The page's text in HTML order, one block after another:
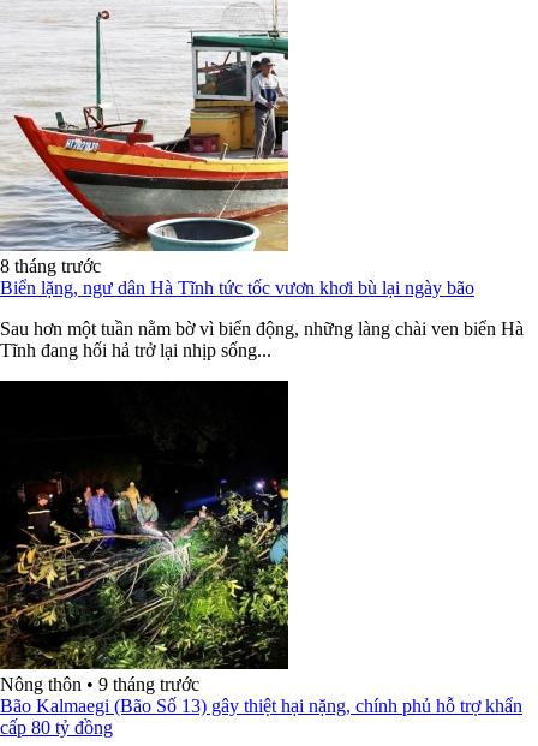
8 tháng trước
Biển lặng, ngư dân Hà Tĩnh tức tốc vươn khơi bù lại ngày bão
Sau hơn một tuần nằm bờ vì biển động, những làng chài ven biển Hà
Tĩnh đang hối hả trở lại nhịp sống...
Nông thôn • 9 tháng trước
Bão Kalmaegi (Bão Số 13) gây thiệt hại nặng, chính phủ hỗ trợ khẩn
cấp 80 tỷ đồng